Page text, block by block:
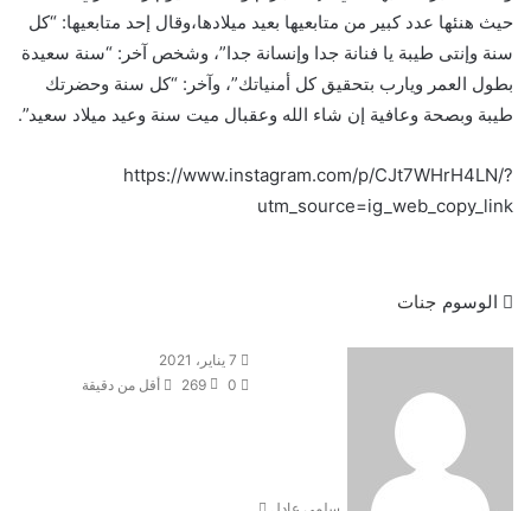
ن
ي
ا
حيث هنئها عدد كبير من متابعيها بعيد ميلادها،وقال إحد متابعيها: “كل
سنة وإنتى طيبة يا فنانة جدا وإنسانة جدا”، وشخص آخر: “سنة سعيدة
بطول العمر ويارب بتحقيق كل أمنياتك”، وآخر: “كل سنة وحضرتك
طيبة وبصحة وعافية إن شاء الله وعقبال ميت سنة وعيد ميلاد سعيد”.
https://www.instagram.com/p/CJt7WHrH4LN/?
utm_source=ig_web_copy_link
الوسوم جنات
7 يناير، 2021
0
269 أقل من دقيقة